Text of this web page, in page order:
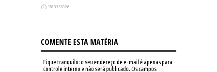
18/03/2026
COMENTE ESTA MATÉRIA
Fique tranquilo: o seu endereço de e-mail é apenas para
controle interno e não será publicado. Os campos